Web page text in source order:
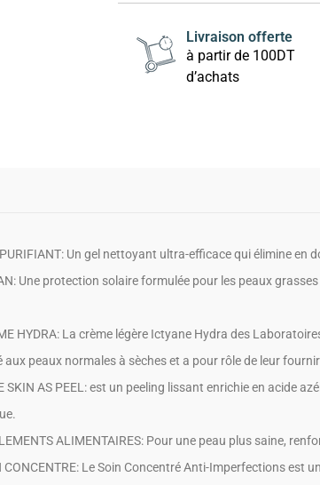
Livraison offerte
à partir de 100DT
d’achats
Un gel nettoyant ultra-efficace qui élimine en
Une protection solaire formulée pour les peaux
HYDRA: La crème légère Ictyane Hydra des
aux peaux normales à sèches et a pour rôle de leur
SKIN AS PEEL: est un peeling lissant enrichie en acide
ALIMENTAIRES: Pour une peau plus saine,
CONCENTRE: Le Soin Concentré Anti-Imperfections est